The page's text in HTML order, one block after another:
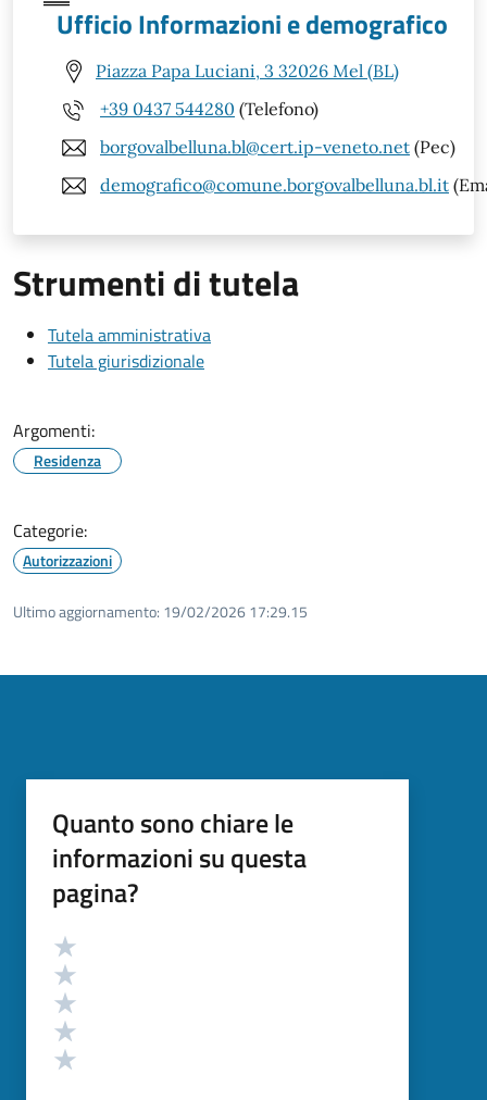
Ufficio Informazioni e demografico
Piazza Papa Luciani, 3 32026 Mel (BL)
+39 0437 544280 (Telefono)
borgovalbelluna.bl@cert.ip-veneto.net (Pec)
demografico@comune.borgovalbelluna.bl.it
Strumenti di tutela
Tutela amministrativa
Tutela giurisdizionale
Argomenti:
Residenza
Categorie:
Autorizzazioni
Ultimo aggiornamento: 19/02/2026 17:29.15
Quanto sono chiare le
informazioni su questa
pagina?
Valutazione